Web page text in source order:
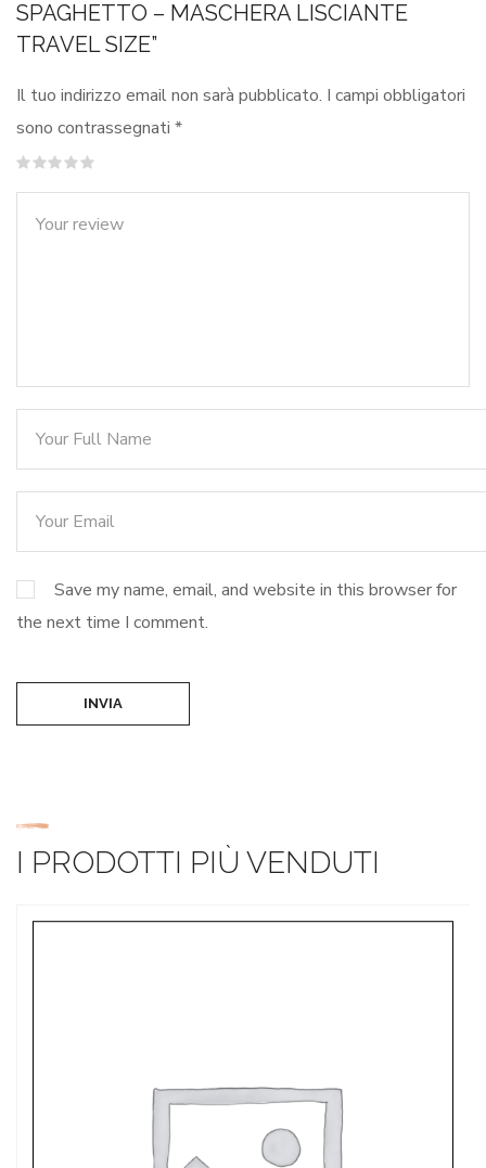
SPAGHETTO – MASCHERA LISCIANTE
TRAVEL SIZE”
Il tuo indirizzo email non sarà pubblicato. I campi obbligatori
sono contrassegnati *
Save my name, email, and website in this browser for
the next time I comment.
INVIA
I PRODOTTI PIÙ VENDUTI